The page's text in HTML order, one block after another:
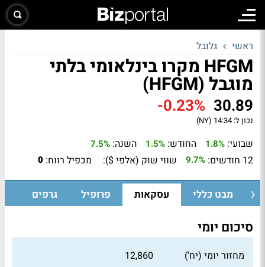
ראשי גלובל
HFGM מקרו בינלאומי בלתי
מוגבל (HFGM)
30.89
-0.23%
נכון ל: 14:34 (NY)
שבועי: 1.8% החודש: 1.5% השנה: 7.5%
12 חודשים: 9.7% שווי שוק (אלפי $): מכפיל רווח: 0
מבט כללי עסקאות פרופיל גרפים
סיכום יומי
מחזור יומי (יח')
12,860